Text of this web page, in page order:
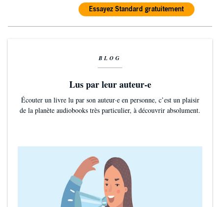
Essayez Standard gratuitement
BLOG
Lus par leur auteur-e
Écouter un livre lu par son auteur·e en personne, c’est un plaisir
de la planète audiobooks très particulier, à découvrir absolument.